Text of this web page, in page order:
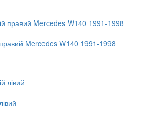
Mercedes W140 1991-1998